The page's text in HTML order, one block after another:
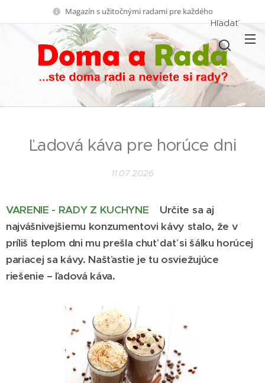
Magazín s užitočnými radami pre každého
Hľadať
Ľadová káva pre horúce dni
11.07.2026
VARENIE - RADY Z KUCHYNE
Určite sa aj
najvášnivejšiemu konzumentovi kávy stalo, že v
príliš teplom dni mu prešla chuť dať si šálku horúcej
pariacej sa kávy. Našťastie je tu osviežujúce
riešenie – ľadová káva.